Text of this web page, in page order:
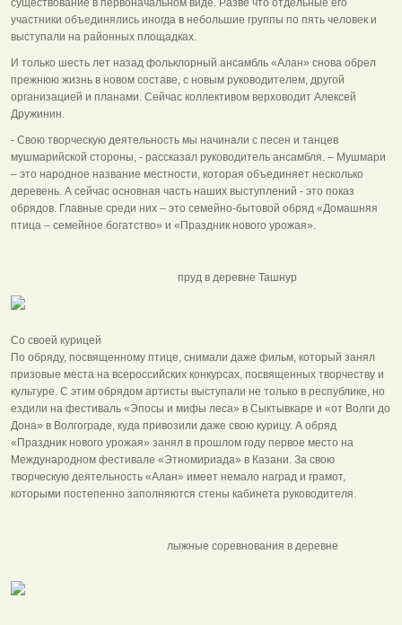
существование в первоначальном виде. Разве что отдельные его
участники объединялись иногда в небольшие группы по пять человек и
выступали на районных площадках.
И только шесть лет назад фольклорный ансамбль «Алан» снова обрел
прежнюю жизнь в новом составе, с новым руководителем, другой
организацией и планами. Сейчас коллективом верховодит Алексей
Дружинин.
- Свою творческую деятельность мы начинали с песен и танцев
мушмарийской стороны, - рассказал руководитель ансамбля. – Мушмари
– это народное название местности, которая объединяет несколько
деревень. А сейчас основная часть наших выступлений - это показ
обрядов. Главные среди них – это семейно-бытовой обряд «Домашняя
птица – семейное богатство» и «Праздник нового урожая».
пруд в деревне Ташнур
Со своей курицей
По обряду, посвященному птице, снимали даже фильм, который занял
призовые места на всероссийских конкурсах, посвященных творчеству и
культуре. С этим обрядом артисты выступали не только в республике, но
ездили на фестиваль «Эпосы и мифы леса» в Сыктывкаре и «от Волги до
Дона» в Волгограде, куда привозили даже свою курицу. А обряд
«Праздник нового урожая» занял в прошлом году первое место на
Международном фестивале «Этномириада» в Казани. За свою
творческую деятельность «Алан» имеет немало наград и грамот,
которыми постепенно заполняются стены кабинета руководителя.
лыжные соревнования в деревне